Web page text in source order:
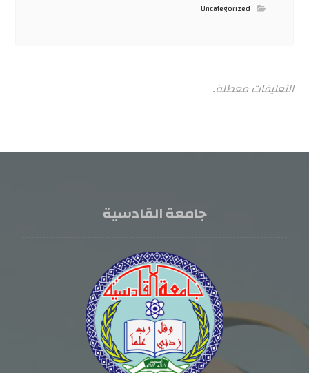
Uncategorized
التعليقات معطلة.
جامعة القادسية